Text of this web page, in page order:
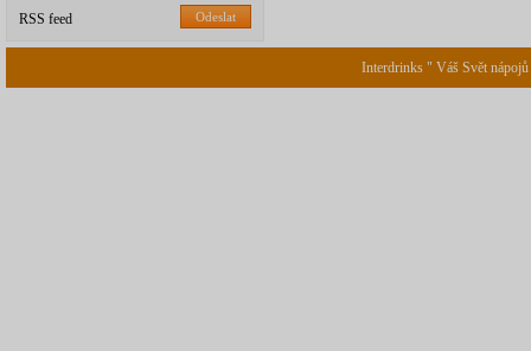
Odeslat
RSS feed
Interdrinks " Váš Svět